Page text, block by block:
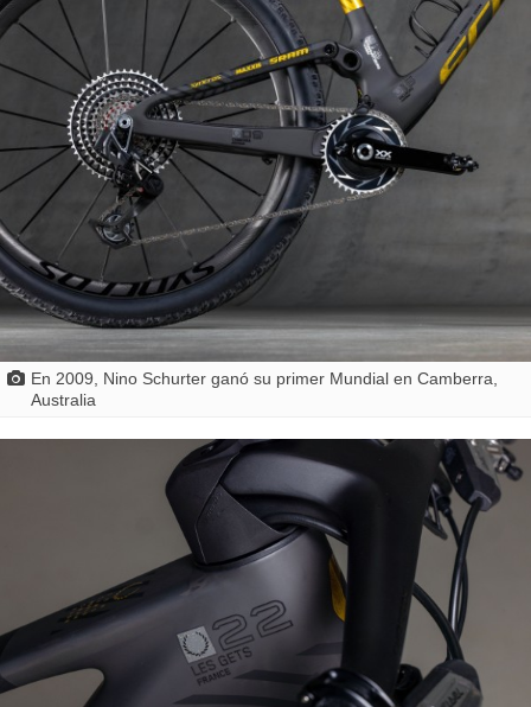
En 2009, Nino Schurter ganó su primer Mundial en Camberra,
Australia